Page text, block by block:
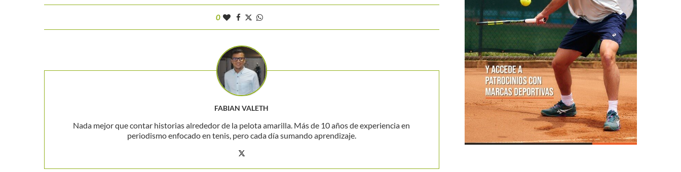
0
FABIAN VALETH
Nada mejor que contar historias alrededor de la pelota amarilla. Más de 10 años de experiencia en
periodismo enfocado en tenis, pero cada día sumando aprendizaje.